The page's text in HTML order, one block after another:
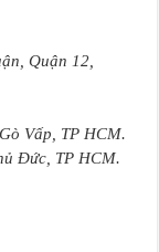
Quận 12,
Vấp, TP HCM.
Đức, TP HCM.